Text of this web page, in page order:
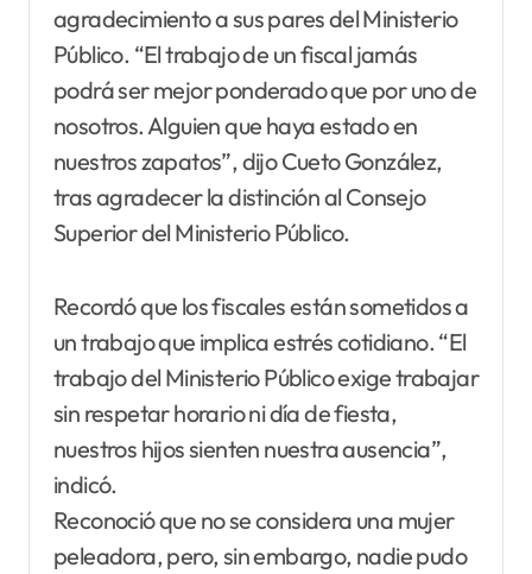
agradecimiento a sus pares del Ministerio
Público. “El trabajo de un fiscal jamás
podrá ser mejor ponderado que por uno de
nosotros. Alguien que haya estado en
nuestros zapatos”, dijo Cueto González,
tras agradecer la distinción al Consejo
Superior del Ministerio Público.
Recordó que los fiscales están sometidos a
un trabajo que implica estrés cotidiano. “El
trabajo del Ministerio Público exige trabajar
sin respetar horario ni día de fiesta,
nuestros hijos sienten nuestra ausencia”,
indicó.
Reconoció que no se considera una mujer
peleadora, pero, sin embargo, nadie pudo